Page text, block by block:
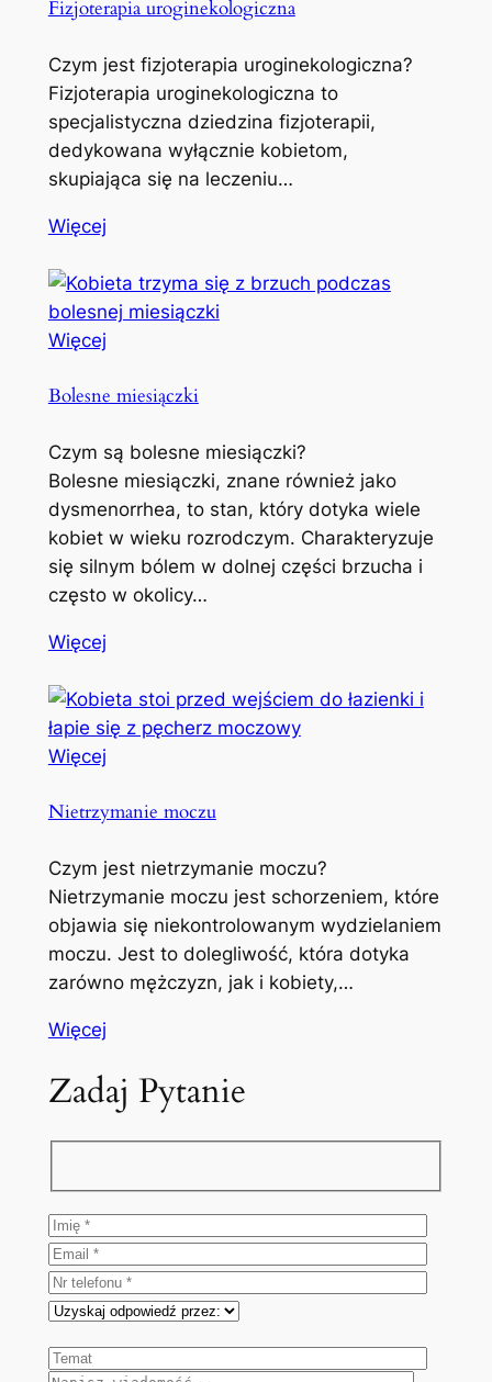
Fizjoterapia uroginekologiczna
Czym jest fizjoterapia uroginekologiczna?
Fizjoterapia uroginekologiczna to
specjalistyczna dziedzina fizjoterapii,
dedykowana wyłącznie kobietom,
skupiająca się na leczeniu…
Więcej
Więcej
Bolesne miesiączki
Czym są bolesne miesiączki?
Bolesne miesiączki, znane również jako
dysmenorrhea, to stan, który dotyka wiele
kobiet w wieku rozrodczym. Charakteryzuje
się silnym bólem w dolnej części brzucha i
często w okolicy…
Więcej
Więcej
Nietrzymanie moczu
Czym jest nietrzymanie moczu?
Nietrzymanie moczu jest schorzeniem, które
objawia się niekontrolowanym wydzielaniem
moczu. Jest to dolegliwość, która dotyka
zarówno mężczyzn, jak i kobiety,…
Więcej
Zadaj Pytanie